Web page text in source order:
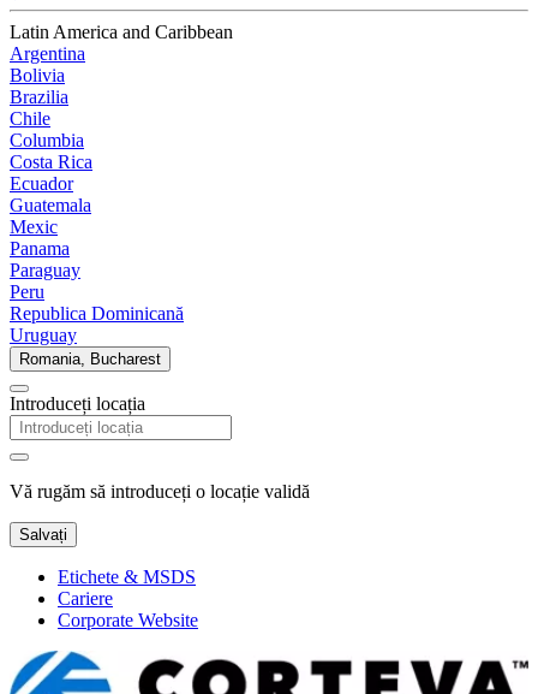
Latin America and Caribbean
Argentina
Bolivia
Brazilia
Chile
Columbia
Costa Rica
Ecuador
Guatemala
Mexic
Panama
Paraguay
Peru
Republica Dominicană
Uruguay
Romania, Bucharest
Introduceți locația
Vă rugăm să introduceți o locație validă
Salvați
Etichete & MSDS
Cariere
Corporate Website